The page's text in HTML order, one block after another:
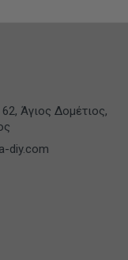
Άγιος Δομέτιος,
diy.com